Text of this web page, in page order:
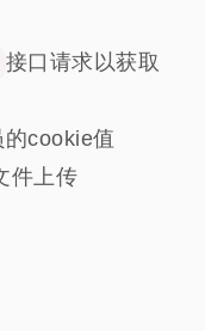
接口请求以获取
cookie值
件上传